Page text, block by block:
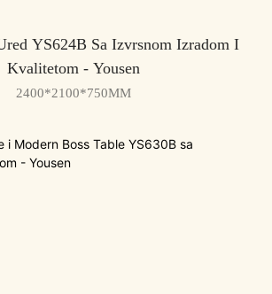
YS624B Sa Izvrsnom Izradom I
Kvalitetom - Yousen
2400*2100*750MM